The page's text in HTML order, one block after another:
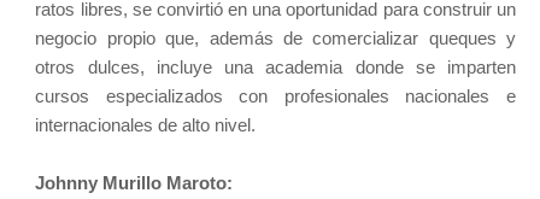
ratos libres, se convirtió en una oportunidad para construir un
negocio propio que, además de comercializar queques y
otros dulces, incluye una academia donde se imparten
cursos especializados con profesionales nacionales e
internacionales de alto nivel.
Johnny Murillo Maroto: